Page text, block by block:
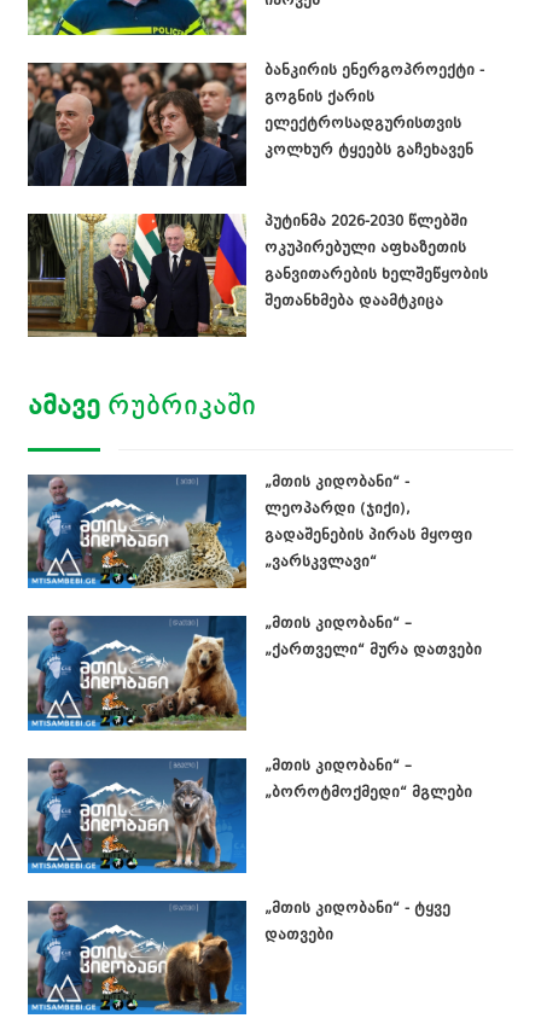
ბანკირის ენერგოპროექტი -
გოგნის ქარის
ელექტროსადგურისთვის
კოლხურ ტყეებს გაჩეხავენ
პუტინმა 2026-2030 წლებში
ოკუპირებული აფხაზეთის
განვითარების ხელშეწყობის
შეთანხმება დაამტკიცა
ᲐᲛᲐᲕᲔ ᲠᲣᲑᲠᲘᲙᲐᲨᲘ
„მთის კიდობანი“ -
ლეოპარდი (ჯიქი),
გადაშენების პირას მყოფი
„ვარსკვლავი“
„მთის კიდობანი“ –
„ქართველი“ მურა დათვები
„მთის კიდობანი“ –
„ბოროტმოქმედი“ მგლები
„მთის კიდობანი“ - ტყვე
დათვები